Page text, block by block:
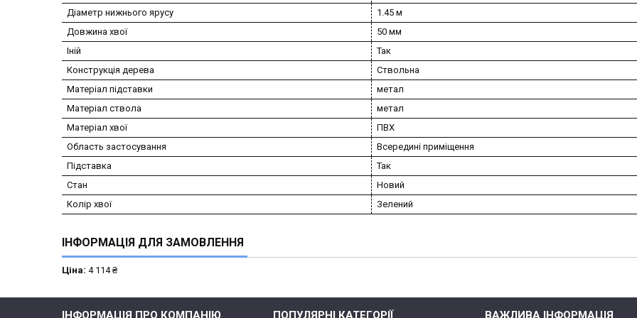
Діаметр нижнього ярусу
1.45 м
Довжина хвої
50 мм
Іній
Так
Конструкція дерева
Ствольна
Матеріал підставки
метал
Матеріал ствола
метал
Матеріал хвої
ПВХ
Область застосування
Всередині приміщення
Підставка
Так
Стан
Новий
Колір хвої
Зелений
ІНФОРМАЦІЯ ДЛЯ ЗАМОВЛЕННЯ
Ціна: 4 114 ₴
ІНФОРМАЦІЯ ПРО КОМПАНІЮ ПОПУЛЯРНІ КАТЕГОРІЇ ВАЖЛИВА ІНФОРМАЦІЯ